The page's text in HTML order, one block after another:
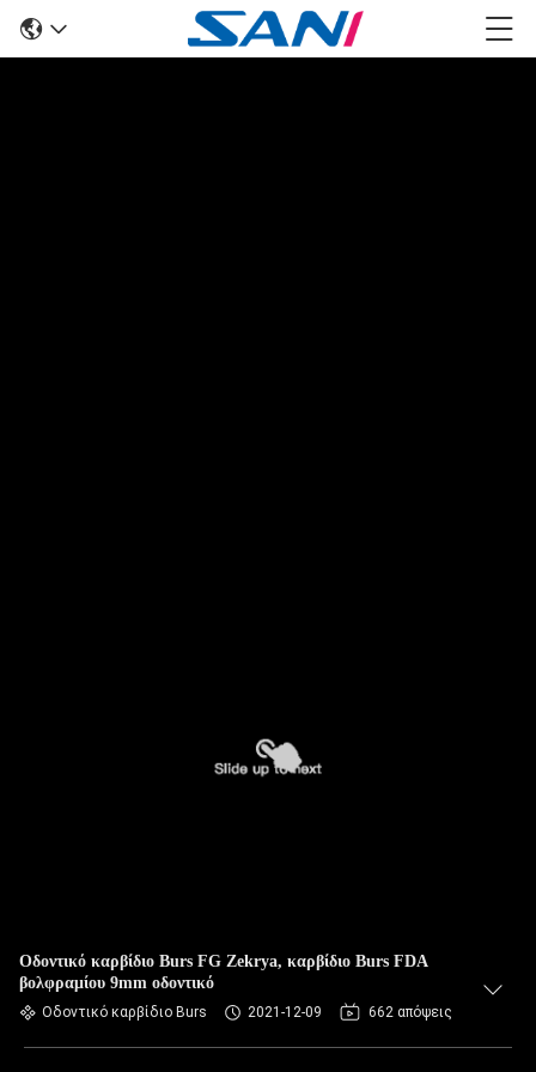
Οδοντικό καρβίδιο Burs FG Zekrya, καρβίδιο Burs FDA
βολφραμίου 9mm οδοντικό
Οδοντικό καρβίδιο Burs 2021-12-09 662 απόψεις